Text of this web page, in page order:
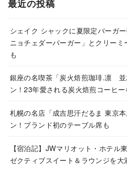
ブ
最近の投稿
シェイク シャックに夏限定バーガ
ニョチェダーバーガー」とクリーミ
も
銀座の名喫茶「炭火焙煎珈琲.凛
ン！23年愛される炭火焙煎コーヒー
札幌の名店「成吉思汗だるま 東京
ン！ブランド初のテーブル席も
【宿泊記】JWマリオット・ホテル
ゼクティブスイート＆ラウンジを大